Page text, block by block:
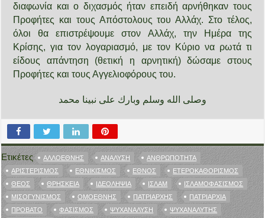
διαφωνία και ο διχασμός ήταν επειδή αρνήθηκαν τους
Προφήτες και τους Απόστολους του Αλλάχ. Στο τέλος,
όλοι θα επιστρέψουμε στον Αλλάχ, την Ημέρα της
Κρίσης, για τον λογαριασμό, με τον Κύριο να ρωτά τι
είδους απάντηση (θετική η αρνητική) δώσαμε στους
Προφήτες και τους Αγγελιοφόρους του.
وصلى الله وسلم وبارك على نبينا محمد
Ετικέτες ΑΛΛΟΕΘΝΉΣ ΑΝΆΛΥΣΗ
ΑΝΘΡΩΠΌΤΗΤΑ
ΑΡΙΣΤΕΡΙΣΜΌΣ
ΕΘΝΙΚΙΣΜΌΣ ΈΘΝΟΣ
ΕΤΕΡΟΚΑΘΟΡΙΣΜΌΣ
ΘΕΌΣ
ΘΡΗΣΚΕΊΑ ΙΔΕΟΛΗΨΊΑ ΙΣΛΑΜ
ΙΣΛΑΜΟΦΑΣΙΣΜΌΣ
ΜΙΣΟΓΥΝΙΣΜΌΣ
ΟΜΟΕΘΝΉΣ ΠΑΤΡΙΆΡΧΗΣ
ΠΑΤΡΙΑΡΧΊΑ
ΠΡΌΒΑΤΟ
ΦΑΣΙΣΜΌΣ ΨΥΧΑΝΆΛΥΣΗ
ΨΥΧΑΝΑΛΥΤΉΣ